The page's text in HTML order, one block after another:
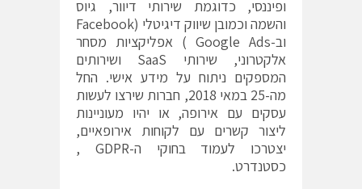
ופיננסי, כדוגמת שירותי דיוור, גיוס
והשמה וכמובן שיווק דיגיטלי (Facebook
וב-Google Ads ) אפליקציות מסחר
אלקטרוני, שירותי SaaS ושירותים
המספקים ניתוח על מידע אישי. החל
מה-25 במאי 2018, חברות שירצו לעשות
עסקים עם אירופה, או יהיו מעוניינות
ליצור קשרים עם לקוחות אירופאיים,
יצטרכו לעמוד בחוקי ה-GDPR ,
כסטנדרט.